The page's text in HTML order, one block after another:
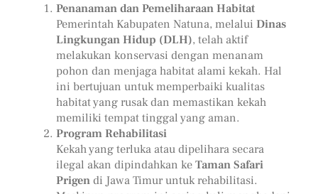
Penanaman dan Pemeliharaan Habitat
Pemerintah Kabupaten Natuna, melalui Dinas
Lingkungan Hidup (DLH), telah aktif
melakukan konservasi dengan menanam
pohon dan menjaga habitat alami kekah. Hal
ini bertujuan untuk memperbaiki kualitas
habitat yang rusak dan memastikan kekah
memiliki tempat tinggal yang aman.
Program Rehabilitasi
Kekah yang terluka atau dipelihara secara
ilegal akan dipindahkan keTaman Safari
Prigendi Jawa Timur untuk rehabilitasi.